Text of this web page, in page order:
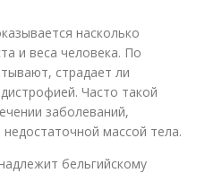
насколько
и веса человека. По
страдает ли
Часто такой
заболеваний,
массой тела.
бельгийскому